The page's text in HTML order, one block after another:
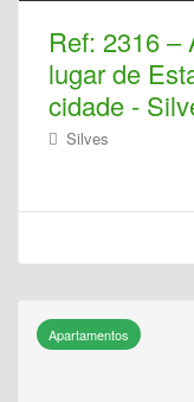
Ref: 2316 –
lugar de
cidade -
Silves
Apartamentos